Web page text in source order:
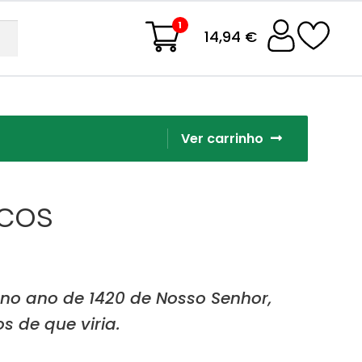
1
14,94 €
Ver carrinho
ano de 1420 de Nosso Senhor,
de que viria.